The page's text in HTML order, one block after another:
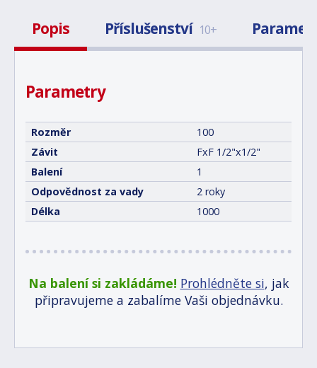
Popis Příslušenství 10+
Parametry
Rozměr
100
Závit
FxF 1/2"x1/2"
Balení
1
Odpovědnost za vady
2 roky
Délka
1000
Na balení si zakládáme! Prohlédněte si, jak
připravujeme a zabalíme Vaši objednávku.